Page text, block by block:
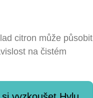
citron může působit
na čistém